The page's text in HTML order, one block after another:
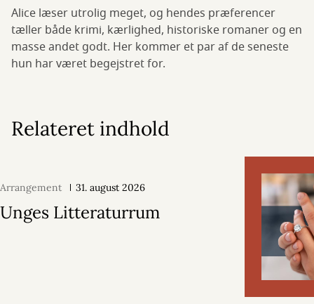
Alice læser utrolig meget, og hendes præferencer
tæller både krimi, kærlighed, historiske romaner og en
masse andet godt. Her kommer et par af de seneste
hun har været begejstret for.
Relateret indhold
Arrangement 31. august 2026
Unges Litteraturrum